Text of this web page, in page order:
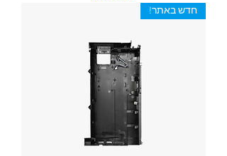
חדש באתר!